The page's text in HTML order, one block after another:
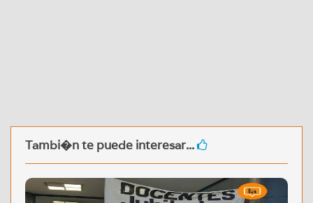
Tambi�n te puede interesar...